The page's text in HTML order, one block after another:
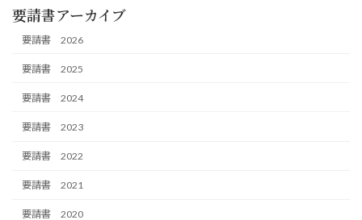
要請書アーカイブ
要請書 2026
要請書 2025
要請書 2024
要請書 2023
要請書 2022
要請書 2021
要請書 2020